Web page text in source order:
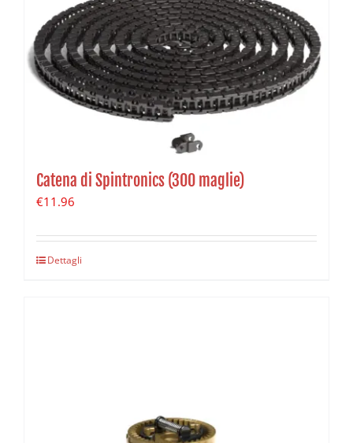
Catena di Spintronics (300 maglie)
€11.96
Dettagli